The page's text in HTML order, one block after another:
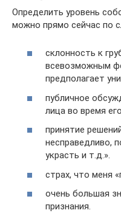
Определить уровень
можно прямо сейчас по
склонность к
всевозможным
предполагает
публичное
лица во время
принятие
несправедливо,
украсть и т.д.».
страх, что меня
очень большая
признания.